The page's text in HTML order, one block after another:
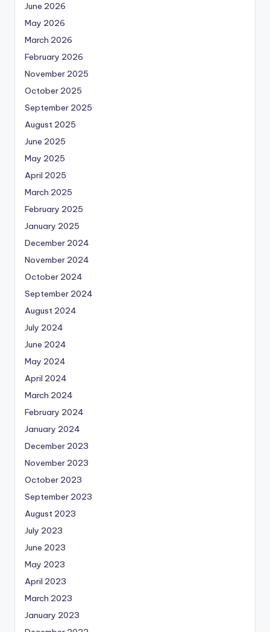
June 2026
May 2026
March 2026
February 2026
November 2025
October 2025
September 2025
August 2025
June 2025
May 2025
April 2025
March 2025
February 2025
January 2025
December 2024
November 2024
October 2024
September 2024
August 2024
July 2024
June 2024
May 2024
April 2024
March 2024
February 2024
January 2024
December 2023
November 2023
October 2023
September 2023
August 2023
July 2023
June 2023
May 2023
April 2023
March 2023
January 2023